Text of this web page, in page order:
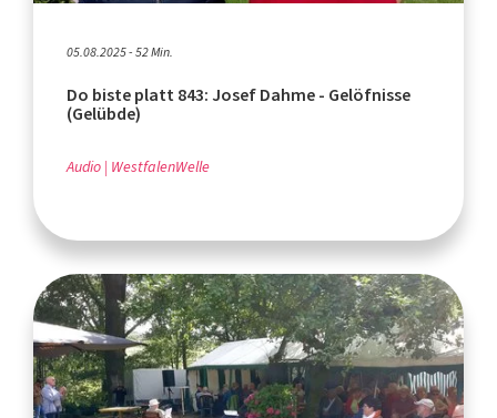
05.08.2025 - 52 Min.
Do biste platt 843: Josef Dahme - Gelöfnisse
(Gelübde)
Audio WestfalenWelle